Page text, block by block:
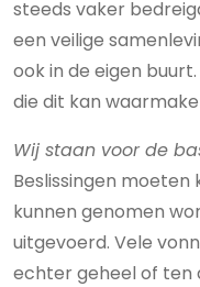
steeds vaker
een veilige
ook in de eigen
die dit kan
Wij staan voor de
Beslissingen
kunnen genomen
uitgevoerd. Vele
echter geheel of ten